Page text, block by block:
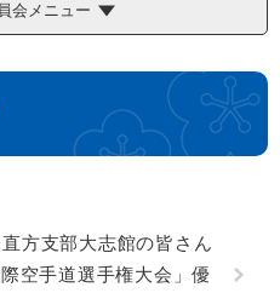
会メニュー
方支部大志館の皆さん
空手道選手権大会」優